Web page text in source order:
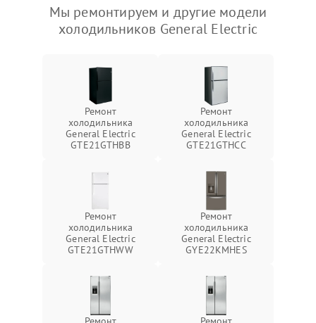
Мы ремонтируем и другие модели
холодильников General Electric
Ремонт
холодильника
General Electric
GTE21GTHBB
Ремонт
холодильника
General Electric
GTE21GTHCC
Ремонт
холодильника
General Electric
GTE21GTHWW
Ремонт
холодильника
General Electric
GYE22KMHES